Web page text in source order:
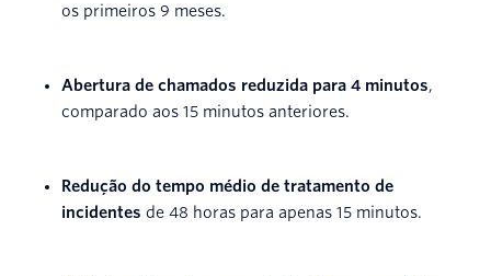
os primeiros 9 meses.
Abertura de chamados reduzida para 4 minutos,
comparado aos 15 minutos anteriores.
Redução do tempo médio de tratamento de
incidentes de 48 horas para apenas 15 minutos.